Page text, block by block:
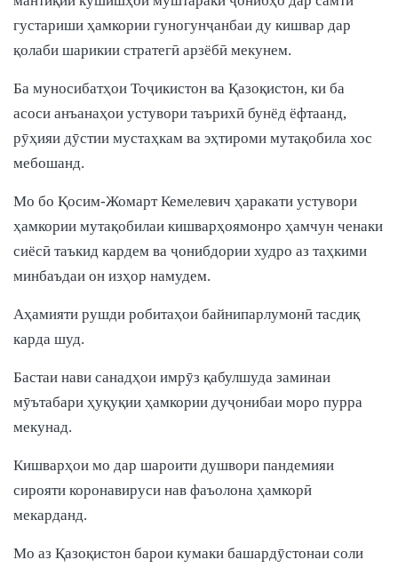
густариши ҳамкории гуногунҷанбаи ду кишвар дар
қолаби шарикии стратегӣ арзёбӣ мекунем.
Ба муносибатҳои Тоҷикистон ва Қазоқистон, ки ба
асоси анъанаҳои устувори таърихӣ бунёд ёфтаанд,
рӯҳияи дӯстии мустаҳкам ва эҳтироми мутақобила хос
мебошанд.
Мо бо Қосим-Жомарт Кемелевич ҳаракати устувори
ҳамкории мутақобилаи кишварҳоямонро ҳамчун ченаки
сиёсӣ таъкид кардем ва ҷонибдории худро аз таҳкими
минбаъдаи он изҳор намудем.
Аҳамияти рушди робитаҳои байнипарлумонӣ тасдиқ
карда шуд.
Бастаи нави санадҳои имрӯз қабулшуда заминаи
мӯътабари ҳуқуқии ҳамкории дуҷонибаи моро пурра
мекунад.
Кишварҳои мо дар шароити душвори пандемияи
сирояти коронавируси нав фаъолона ҳамкорӣ
мекарданд.
Мо аз Қазоқистон барои кумаки башардӯстонаи соли